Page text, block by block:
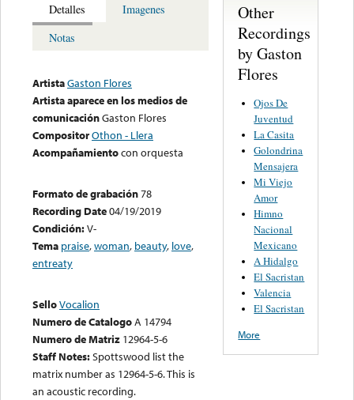
Detalles
Imagenes
Notas
ArtistaGaston Flores
Artista aparece en los medios de
comunicaciónGaston Flores
CompositorOthon - Llera
Acompañamientocon orquesta
Formato de grabación78
Recording Date04/19/2019
Condición:V-
Tema praise,woman, beauty, love,
entreaty
SelloVocalion
Numero de CatalogoA 14794
Numero de Matriz 12964-5-6
Staff Notes:Spottswood list the
matrix number as 12964-5-6. This is
an acoustic recording.
Other
Recordings
by Gaston
Flores
Ojos De
Juventud
La Casita
Golondrina
Mensajera
Mi Viejo
Amor
Himno
Nacional
Mexicano
A Hidalgo
El Sacristan
Valencia
El Sacristan
More